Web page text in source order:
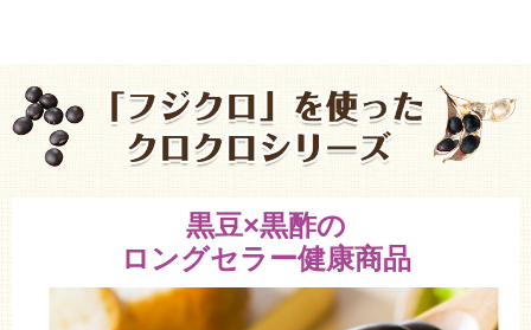
黒豆×黒酢の
ロングセラー健康商品